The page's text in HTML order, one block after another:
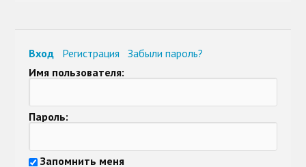
Вход Регистрация
Забыли пароль?
Имя пользователя:
Пароль:
Запомнить меня